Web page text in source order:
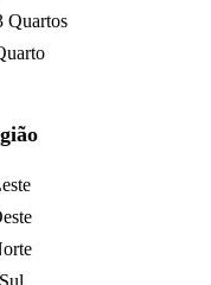
Quartos